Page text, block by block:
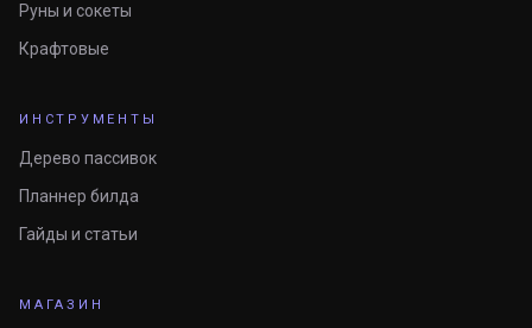
Руны и сокеты
Крафтовые
ИНСТРУМЕНТЫ
Дерево пассивок
Планнер билда
Гайды и статьи
МАГАЗИН